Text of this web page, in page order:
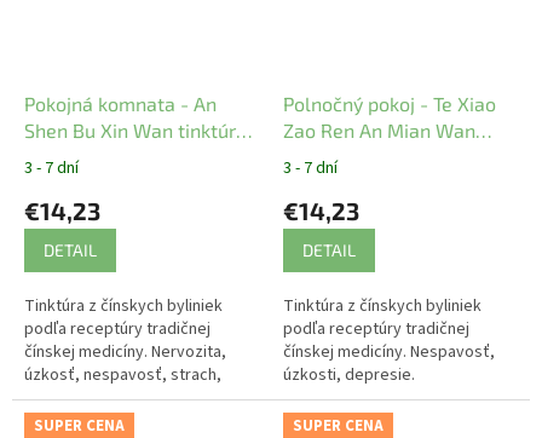
Pokojná komnata - An
Shen Bu Xin Wan tinktúra
z čínskych bylín
3 - 7 dní
€14,23
DETAIL
Tinktúra z čínskych byliniek
podľa receptúry tradičnej
čínskej medicíny. Nervozita,
úzkosť, nespavosť, strach,
depresia, búšenie srdca.
Polnočný pokoj - Te Xiao
Zao Ren An Mian Wan
tinktúra z čínskych bylín
3 - 7 dní
€14,23
DETAIL
Tinktúra z čínskych byliniek
podľa receptúry tradičnej
čínskej medicíny. Nespavosť,
úzkosti, depresie.
SUPER CENA
SUPER CENA